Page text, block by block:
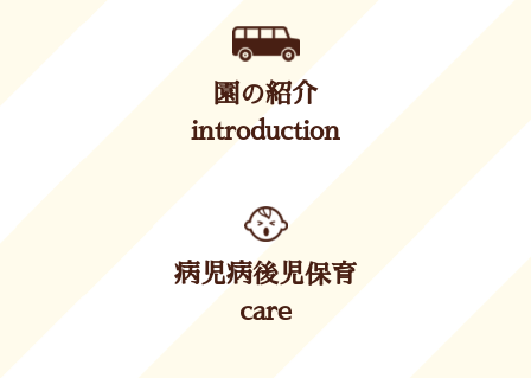
園の紹介
introduction
病児病後児保育
care